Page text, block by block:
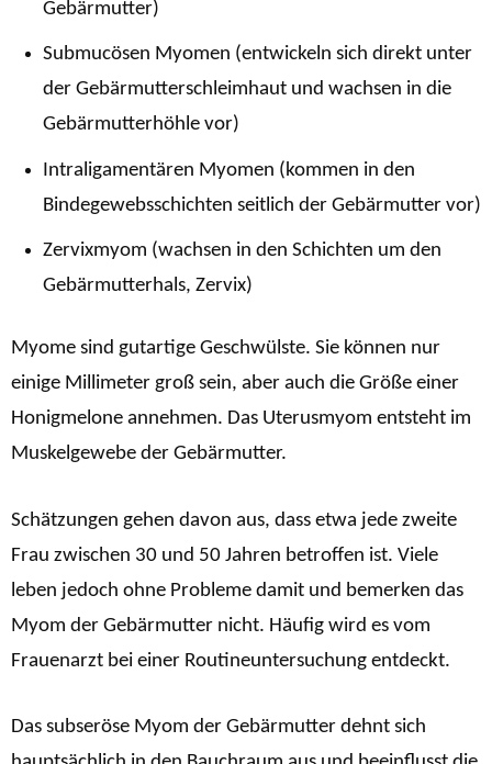
Gebärmutter)
Submucösen Myomen (entwickeln sich direkt unter
der Gebärmutterschleimhaut und wachsen in die
Gebärmutterhöhle vor)
Intraligamentären Myomen (kommen in den
Bindegewebsschichten seitlich der Gebärmutter vor)
Zervixmyom (wachsen in den Schichten um den
Gebärmutterhals, Zervix)
Myome sind gutartige Geschwülste. Sie können nur
einige Millimeter groß sein, aber auch die Größe einer
Honigmelone annehmen. Das Uterusmyom entsteht im
Muskelgewebe der Gebärmutter.
Schätzungen gehen davon aus, dass etwa jede zweite
Frau zwischen 30 und 50 Jahren betroffen ist. Viele
leben jedoch ohne Probleme damit und bemerken das
Myom der Gebärmutter nicht. Häufig wird es vom
Frauenarzt bei einer Routineuntersuchung entdeckt.
Das subseröse Myom der Gebärmutter dehnt sich